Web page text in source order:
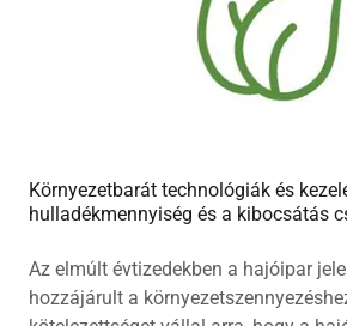
Környezetbarát technológiák és
hulladékmennyiség és a kibocsátás
Az elmúlt évtizedekben a hajóipar
hozzájárult a